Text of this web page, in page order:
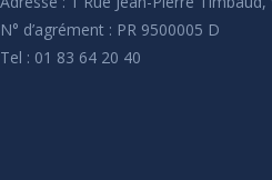
N° d’agrément : PR 9500005 D
Tel : 01 83 64 20 40